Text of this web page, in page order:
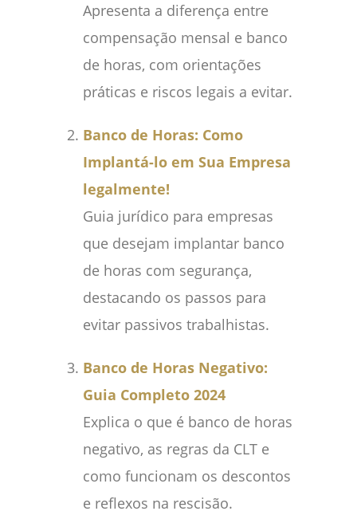
Apresenta a diferença entre
compensação mensal e banco
de horas, com orientações
práticas e riscos legais a evitar.
Banco de Horas: Como
Implantá-lo em Sua Empresa
legalmente!
Guia jurídico para empresas
que desejam implantar banco
de horas com segurança,
destacando os passos para
evitar passivos trabalhistas.
Banco de Horas Negativo:
Guia Completo 2024
Explica o que é banco de horas
negativo, as regras da CLT e
como funcionam os descontos
e reflexos na rescisão.